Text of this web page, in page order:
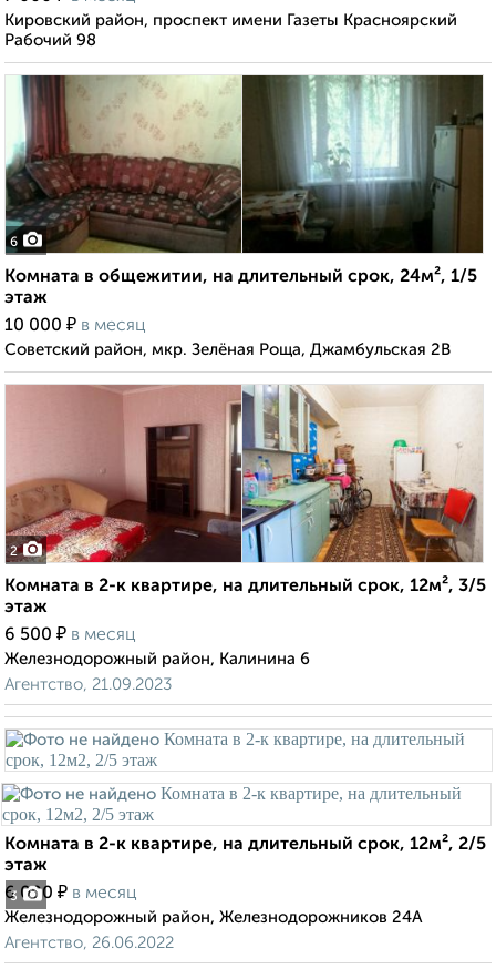
Кировский район, проспект имени Газеты Красноярский
Рабочий 98
6
Комната в общежитии, на длительный срок, 24м², 1/5
этаж
10 000 ₽ в месяц
Советский район, мкр. Зелёная Роща, Джамбульская 2В
2
Комната в 2-к квартире, на длительный срок, 12м², 3/5
этаж
6 500 ₽ в месяц
Железнодорожный район, Калинина 6
Агентство, 21.09.2023
3
Комната в 2-к квартире, на длительный срок, 12м², 2/5
этаж
6 000 ₽ в месяц
Железнодорожный район, Железнодорожников 24А
Агентство, 26.06.2022